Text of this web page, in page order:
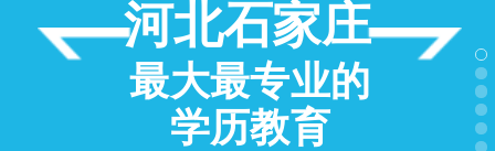
河北石家庄
最大最专业的
学历教育